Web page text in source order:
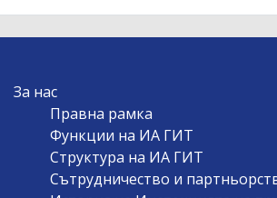
които
използват
Натиснете
Control-
NAVIGATION
За нас
Правна рамка
Функции на ИА ГИТ
Структура на ИА ГИТ
Сътрудничество и